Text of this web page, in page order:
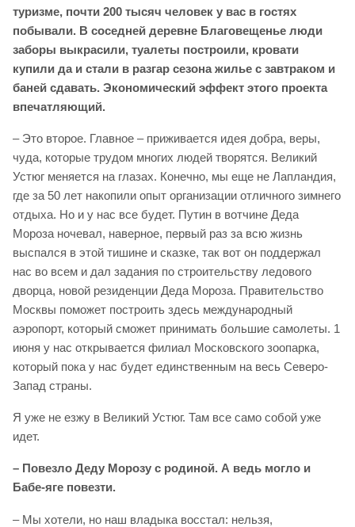
туризме, почти 200 тысяч человек у вас в гостях
побывали. В соседней деревне Благовещенье люди
заборы выкрасили, туалеты построили, кровати
купили да и стали в разгар сезона жилье с завтраком и
баней сдавать. Экономический эффект этого проекта
впечатляющий.
– Это второе. Главное – приживается идея добра, веры,
чуда, которые трудом многих людей творятся. Великий
Устюг меняется на глазах. Конечно, мы еще не Лапландия,
где за 50 лет накопили опыт организации отличного зимнего
отдыха. Но и у нас все будет. Путин в вотчине Деда
Мороза ночевал, наверное, первый раз за всю жизнь
выспался в этой тишине и сказке, так вот он поддержал
нас во всем и дал задания по строительству ледового
дворца, новой резиденции Деда Мороза. Правительство
Москвы поможет построить здесь международный
аэропорт, который сможет принимать большие самолеты. 1
июня у нас открывается филиал Московского зоопарка,
который пока у нас будет единственным на весь Северо-
Запад страны.
Я уже не езжу в Великий Устюг. Там все само собой уже
идет.
– Повезло Деду Морозу с родиной. А ведь могло и
Бабе-яге повезти.
– Мы хотели, но наш владыка восстал: нельзя,